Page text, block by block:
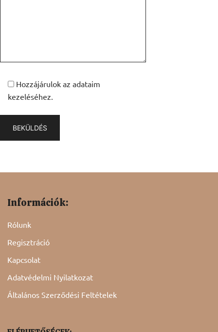
Hozzájárulok az adataim
kezeléséhez.
Információk:
Rólunk
Regisztráció
Kapcsolat
Adatvédelmi Nyilatkozat
Általános Szerződési Feltételek